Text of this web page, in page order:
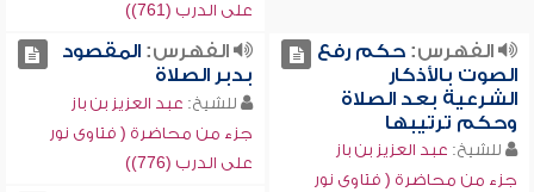
على الدرب (761))
الفهرس:حكم رفع
الصوت بالأذكار
الشرعية بعد الصلاة
وحكم ترتيبها
للشيخ: عبد العزيز بن باز
جزء من محاضرة ( فتاوى نور
الفهرس:المقصود
بدبر الصلاة
للشيخ: عبد العزيز بن باز
جزء من محاضرة ( فتاوى نور
على الدرب (776))